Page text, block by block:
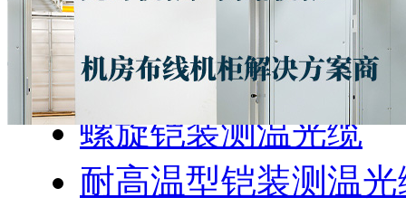
光纤测温系统
分布式光纤测温系
螺旋铠装测温光缆
耐高温型铠装测温光